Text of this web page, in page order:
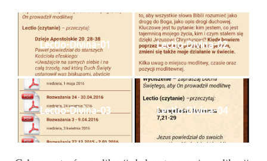
Pasterka 2021
Odpust 2021
Kościół Stacyjny Wielkiego Postu 2021
Pierwsza Komunia Święta
Pierwsza Komunia Święta – Grupa 1
Pierwsza Komunia Święta – Grupa 2
Lectio-Divina-01 Lectio-Divina-02
Lectio-Divina-03 Lectio-Divina-04